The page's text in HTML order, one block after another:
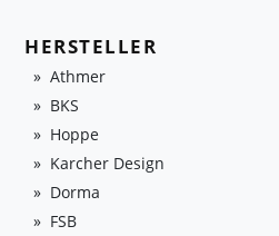
HERSTELLER
Athmer
BKS
Hoppe
Karcher Design
Dorma
FSB